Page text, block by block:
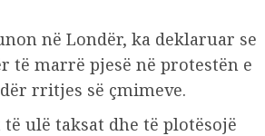
në Londër, ka deklaruar se
të marrë pjesë në protestën e
rritjes së çmimeve.
ulë taksat dhe të plotësojë